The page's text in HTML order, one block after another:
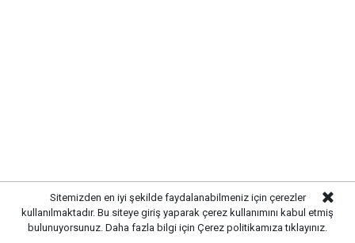
Sitemizden en iyi şekilde faydalanabilmeniz için çerezler
kullanılmaktadır. Bu siteye giriş yaparak çerez kullanımını kabul etmiş
bulunuyorsunuz. Daha fazla bilgi için Çerez politikamıza tıklayınız.